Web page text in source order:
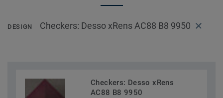
DESIGN Checkers: Desso xRens AC88 B8 9950
Checkers: Desso xRens
AC88 B8 9950